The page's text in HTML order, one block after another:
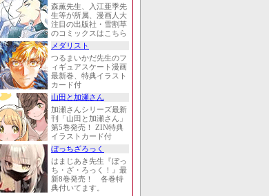
森薫先生、入江亜季先
生等が所属、漫画人大
注目の出版社・雪割草
のコミックスはこちら
メダリスト
つるまいかだ先生のフ
ィギュアスケート漫画
最新巻、特典イラスト
カード付
山田と加瀬さん
加瀬さんシリーズ最新
刊「山田と加瀬さん」
第5巻発売！ ZIN特典
イラストカード付
ぼっちざろっく
はまじあき先生『ぼっ
ち・ざ・ろっく！』最
新8巻発売！ 各巻特
典付いてます。